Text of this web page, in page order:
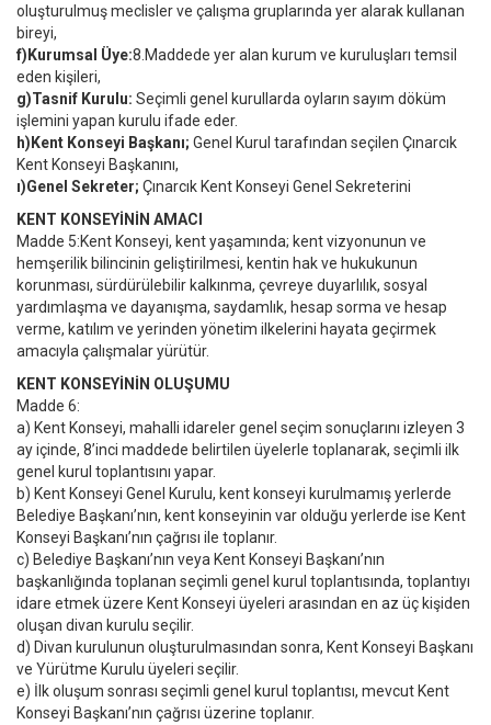
oluşturulmuş meclisler ve çalışma gruplarında yer alarak kullanan
bireyi,
f)Kurumsal Üye:8.Maddede yer alan kurum ve kuruluşları temsil
eden kişileri,
g)Tasnif Kurulu: Seçimli genel kurullarda oyların sayım döküm
işlemini yapan kurulu ifade eder.
h)Kent Konseyi Başkanı; Genel Kurul tarafından seçilen Çınarcık
Kent Konseyi Başkanını,
ı)Genel Sekreter; Çınarcık Kent Konseyi Genel Sekreterini
KENT KONSEYİNİN AMACI
Madde 5:Kent Konseyi, kent yaşamında; kent vizyonunun ve
hemşerilik bilincinin geliştirilmesi, kentin hak ve hukukunun
korunması, sürdürülebilir kalkınma, çevreye duyarlılık, sosyal
yardımlaşma ve dayanışma, saydamlık, hesap sorma ve hesap
verme, katılım ve yerinden yönetim ilkelerini hayata geçirmek
amacıyla çalışmalar yürütür.
KENT KONSEYİNİN OLUŞUMU
Madde 6:
a) Kent Konseyi, mahalli idareler genel seçim sonuçlarını izleyen 3
ay içinde, 8’inci maddede belirtilen üyelerle toplanarak, seçimli ilk
genel kurul toplantısını yapar.
b) Kent Konseyi Genel Kurulu, kent konseyi kurulmamış yerlerde
Belediye Başkanı’nın, kent konseyinin var olduğu yerlerde ise Kent
Konseyi Başkanı’nın çağrısı ile toplanır.
c) Belediye Başkanı’nın veya Kent Konseyi Başkanı’nın
başkanlığında toplanan seçimli genel kurul toplantısında, toplantıyı
idare etmek üzere Kent Konseyi üyeleri arasından en az üç kişiden
oluşan divan kurulu seçilir.
d) Divan kurulunun oluşturulmasından sonra, Kent Konseyi Başkanı
ve Yürütme Kurulu üyeleri seçilir.
e) İlk oluşum sonrası seçimli genel kurul toplantısı, mevcut Kent
Konseyi Başkanı’nın çağrısı üzerine toplanır.